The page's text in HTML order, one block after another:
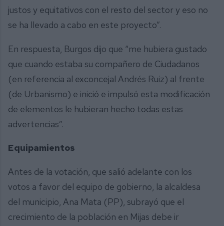
justos y equitativos con el resto del sector y eso no
se ha llevado a cabo en este proyecto”.
En respuesta, Burgos dijo que “me hubiera gustado
que cuando estaba su compañero de Ciudadanos
(en referencia al exconcejal Andrés Ruiz) al frente
(de Urbanismo) e inició e impulsó esta modificación
de elementos le hubieran hecho todas estas
advertencias”.
Equipamientos
Antes de la votación, que salió adelante con los
votos a favor del equipo de gobierno, la alcaldesa
del municipio, Ana Mata (PP), subrayó que el
crecimiento de la población en Mijas debe ir